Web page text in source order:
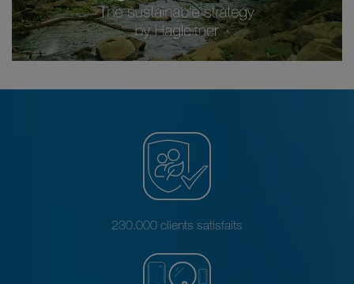
230.000 clients satisfaits